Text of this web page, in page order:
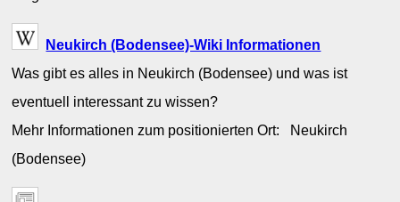
Neukirch (Bodensee)-Wiki Informationen
Was gibt es alles in Neukirch (Bodensee) und was ist
eventuell interessant zu wissen?
Mehr Informationen zum positionierten Ort: Neukirch
(Bodensee)